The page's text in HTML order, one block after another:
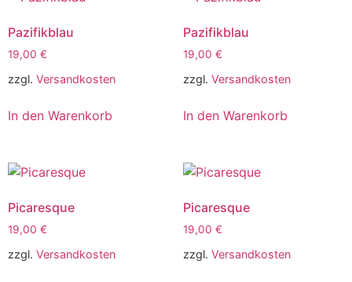
Pazifikblau
19,00 €
zzgl. Versandkosten
In den Warenkorb
Pazifikblau
19,00 €
zzgl. Versandkosten
In den Warenkorb
Picaresque
19,00 €
zzgl. Versandkosten
Picaresque
19,00 €
zzgl. Versandkosten